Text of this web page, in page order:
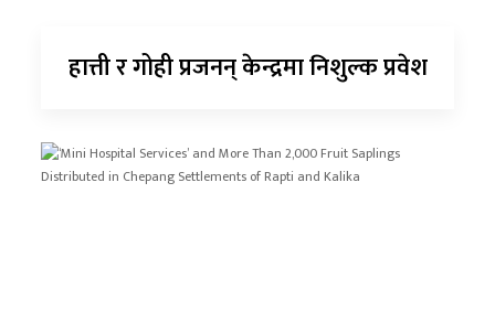
हात्ती र गोही प्रजनन् केन्द्रमा निशुल्क प्रवेश